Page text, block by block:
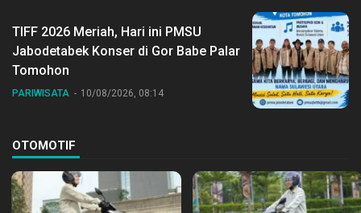
TIFF 2026 Meriah, Hari ini PMSU
Jabodetabek Konser di Gor Babe Palar
Tomohon
PARIWISATA 10/08/2026, 08:14
OTOMOTIF